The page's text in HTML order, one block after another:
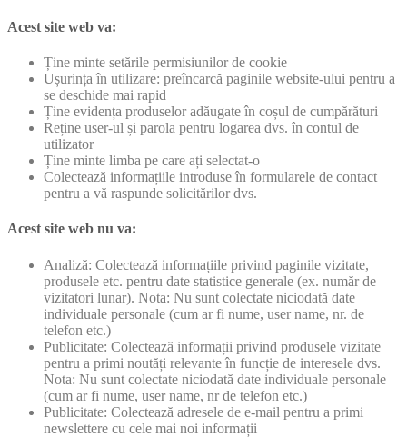
Acest site web va:
Ține minte setările permisiunilor de cookie
Ușurința în utilizare: preîncarcă paginile website-ului pentru a
se deschide mai rapid
Ține evidența produselor adăugate în coșul de cumpărături
Reține user-ul și parola pentru logarea dvs. în contul de
utilizator
Ține minte limba pe care ați selectat-o
Colectează informațiile introduse în formularele de contact
pentru a vă raspunde solicitărilor dvs.
Acest site web nu va:
Analiză: Colectează informațiile privind paginile vizitate,
produsele etc. pentru date statistice generale (ex. număr de
vizitatori lunar). Nota: Nu sunt colectate niciodată date
individuale personale (cum ar fi nume, user name, nr. de
telefon etc.)
Publicitate: Colectează informații privind produsele vizitate
pentru a primi noutăți relevante în funcție de interesele dvs.
Nota: Nu sunt colectate niciodată date individuale personale
(cum ar fi nume, user name, nr de telefon etc.)
Publicitate: Colectează adresele de e-mail pentru a primi
newslettere cu cele mai noi informații